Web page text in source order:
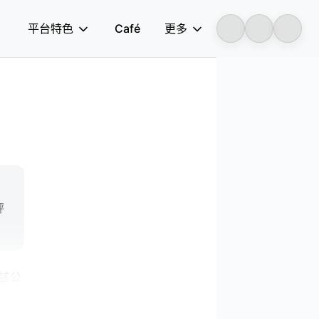
平台特色 Café 更多
公